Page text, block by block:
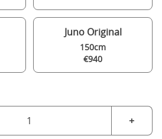
Juno Original
150cm
€940
+